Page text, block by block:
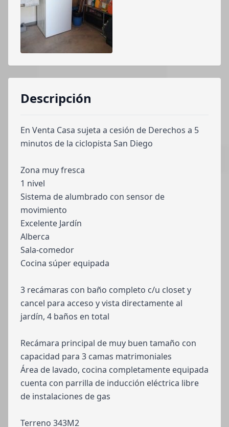
Descripción
En Venta Casa sujeta a cesión de Derechos a 5
minutos de la ciclopista San Diego
Zona muy fresca
1 nivel
Sistema de alumbrado con sensor de
movimiento
Excelente Jardín
Alberca
Sala-comedor
Cocina súper equipada
3 recámaras con baño completo c/u closet y
cancel para acceso y vista directamente al
jardín, 4 baños en total
Recámara principal de muy buen tamaño con
capacidad para 3 camas matrimoniales
Área de lavado, cocina completamente equipada
cuenta con parrilla de inducción eléctrica libre
de instalaciones de gas
Terreno 343M2